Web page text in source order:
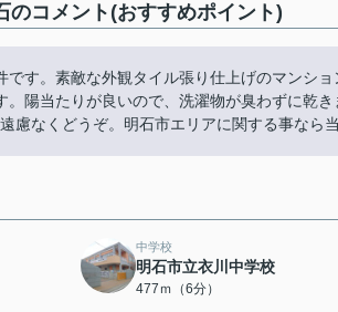
のコメント(おすすめポイント)
です。素敵な外観タイル張り仕上げのマンシ
。陽当たりが良いので、洗濯物が臭わずに乾
慮なくどうぞ。明石市エリアに関する事なら
中学校
明石市立衣川中学校
477ｍ（6分）